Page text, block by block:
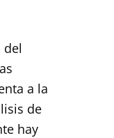
del
a la
de
hay